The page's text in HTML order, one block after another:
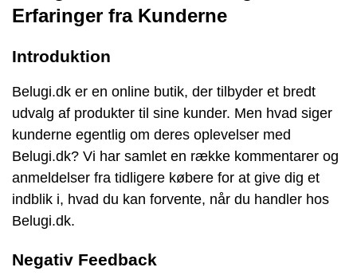
Erfaringer fra Kunderne
Introduktion
Belugi.dk er en online butik, der tilbyder et bredt
udvalg af produkter til sine kunder. Men hvad siger
kunderne egentlig om deres oplevelser med
Belugi.dk? Vi har samlet en række kommentarer og
anmeldelser fra tidligere købere for at give dig et
indblik i, hvad du kan forvente, når du handler hos
Belugi.dk.
Negativ Feedback